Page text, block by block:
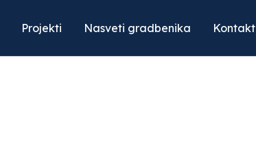
Projekti Nasveti gradbenika Kontakt